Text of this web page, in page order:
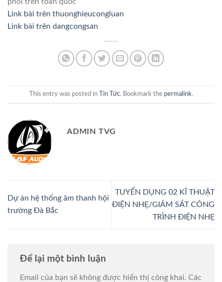
phối trên toàn quốc
Link bài trên thuonghieucongluan
Link bài trên dangcongsan
This entry was posted in Tin Tức. Bookmark the permalink.
ADMIN TVG
Dự án hệ thống âm thanh hội
trường Đà Bắc
TUYỂN DỤNG 02 KĨ THUẬT
ĐIỆN NHẸ/GIÁM SÁT CÔNG
TRÌNH ĐIỆN NHẸ
Để lại một bình luận
Email của bạn sẽ không được hiển thị công khai. Các